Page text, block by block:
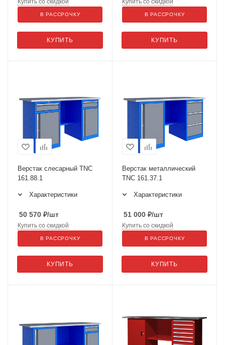
КУПИТЬ
Купить со скидкой
В РАССРОЧКУ
КУПИТЬ
Купить со скидкой
В РАССРОЧКУ
Верстак слесарный TNC
161.88.1
Характеристики
50 570 ₽/шт
КУПИТЬ
Купить со скидкой
В РАССРОЧКУ
Верстак металлический
TNC 161.37.1
Характеристики
51 000 ₽/шт
КУПИТЬ
Купить со скидкой
В РАССРОЧКУ